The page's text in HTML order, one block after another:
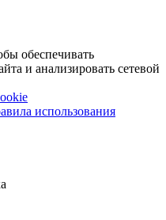
обеспечивать
и анализировать сетевой
использования